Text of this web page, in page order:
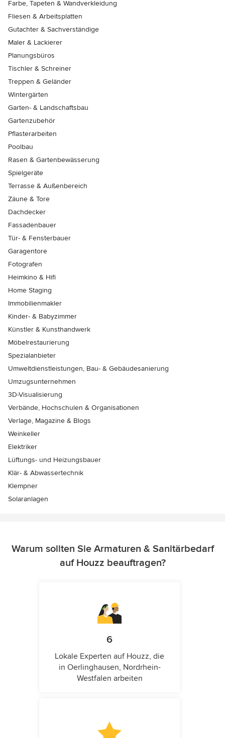
Farbe, Tapeten & Wandverkleidung
Fliesen & Arbeitsplatten
Gutachter & Sachverständige
Maler & Lackierer
Planungsbüros
Tischler & Schreiner
Treppen & Geländer
Wintergärten
Garten- & Landschaftsbau
Gartenzubehör
Pflasterarbeiten
Poolbau
Rasen & Gartenbewässerung
Spielgeräte
Terrasse & Außenbereich
Zäune & Tore
Dachdecker
Fassadenbauer
Tür- & Fensterbauer
Garagentore
Fotografen
Heimkino & Hifi
Home Staging
Immobilienmakler
Kinder- & Babyzimmer
Künstler & Kunsthandwerk
Möbelrestaurierung
Spezialanbieter
Umweltdienstleistungen, Bau- & Gebäudesanierung
Umzugsunternehmen
3D-Visualisierung
Verbände, Hochschulen & Organisationen
Verlage, Magazine & Blogs
Weinkeller
Elektriker
Lüftungs- und Heizungsbauer
Klär- & Abwassertechnik
Klempner
Solaranlagen
Warum sollten Sie Armaturen & Sanitärbedarf
auf Houzz beauftragen?
6
Lokale Experten auf Houzz, die
in Oerlinghausen, Nordrhein-
Westfalen arbeiten